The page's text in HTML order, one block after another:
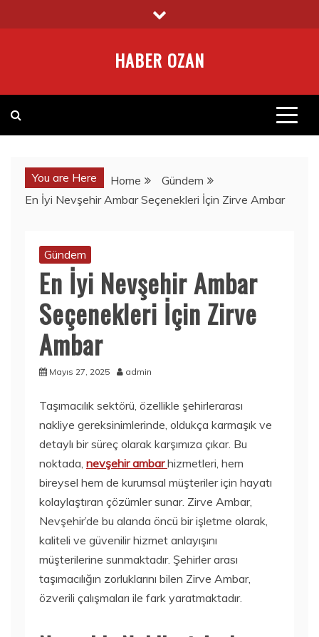
to
HABER OZAN
You are Here Home
Gündem
En İyi Nevşehir Ambar Seçenekleri İçin Zirve Ambar
Gündem
En İyi Nevşehir Ambar
Seçenekleri İçin Zirve
Ambar
Mayıs 27, 2025 admin
Taşımacılık sektörü, özellikle şehirlerarası
nakliye gereksinimlerinde, oldukça karmaşık ve
detaylı bir süreç olarak karşımıza çıkar. Bu
noktada, nevşehir ambarhizmetleri, hem
bireysel hem de kurumsal müşteriler için hayatı
kolaylaştıran çözümler sunar. Zirve Ambar,
Nevşehir’de bu alanda öncü bir işletme olarak,
kaliteli ve güvenilir hizmet anlayışını
müşterilerine sunmaktadır. Şehirler arası
taşımacılığın zorluklarını bilen Zirve Ambar,
özverili çalışmaları ile fark yaratmaktadır.